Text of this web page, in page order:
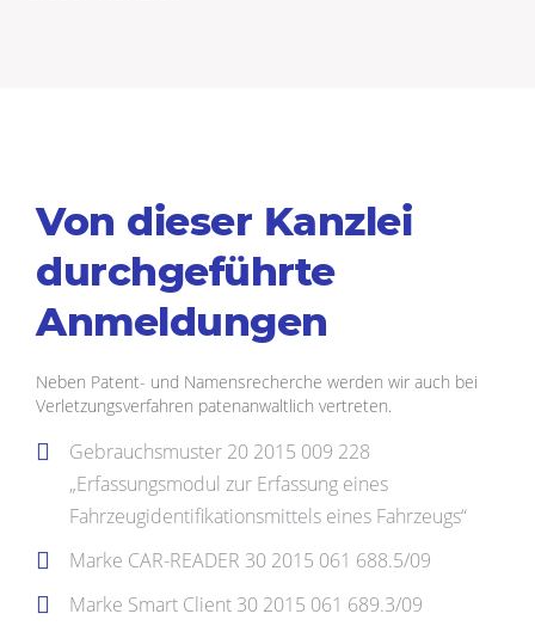
Von dieser Kanzlei
durchgeführte
Anmeldungen
Neben Patent- und Namensrecherche werden wir auch bei
Verletzungsverfahren patenanwaltlich vertreten.
Gebrauchsmuster 20 2015 009 228
„Erfassungsmodul zur Erfassung eines
Fahrzeugidentifikationsmittels eines Fahrzeugs“
Marke CAR-READER 30 2015 061 688.5/09
Marke Smart Client 30 2015 061 689.3/09